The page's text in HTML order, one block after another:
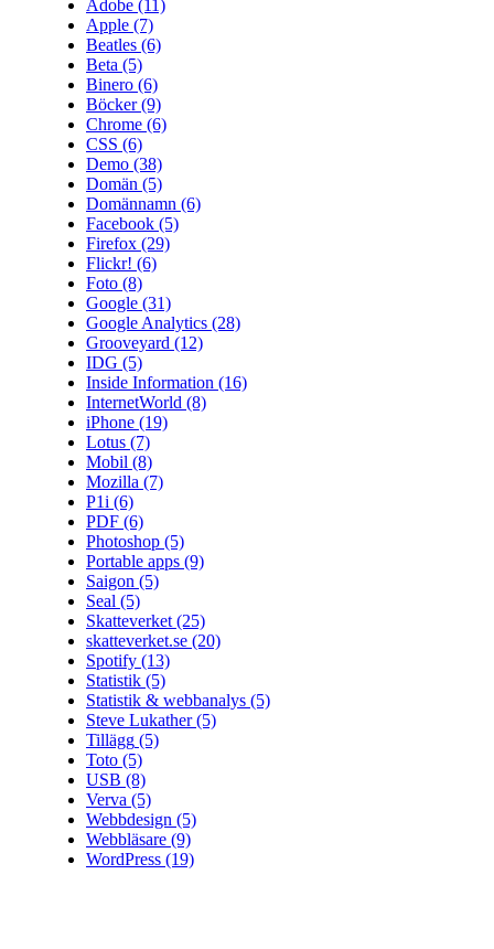
Adobe (11)
Apple (7)
Beatles (6)
Beta (5)
Binero (6)
Böcker(9)
Chrome (6)
CSS (6)
Demo (38)
Domän (5)
Domännamn (6)
Facebook (5)
Firefox (29)
Flickr! (6)
Foto (8)
Google (31)
Google Analytics (28)
Grooveyard (12)
IDG (5)
Inside Information (16)
InternetWorld (8)
iPhone (19)
Lotus (7)
Mobil (8)
Mozilla (7)
P1i (6)
PDF (6)
Photoshop (5)
Portable apps (9)
Saigon (5)
Seal (5)
Skatteverket (25)
skatteverket.se (20)
Spotify (13)
Statistik (5)
Statistik & webbanalys (5)
Steve Lukather(5)
Tillägg (5)
Toto (5)
USB (8)
Verva (5)
Webbdesign (5)
Webbläsare (9)
WordPress (19)